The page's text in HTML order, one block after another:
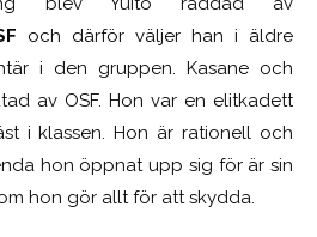
och därför väljer han i äldre
i den gruppen. Kasane och
av OSF. Hon var en elitkadett
i klassen. Hon är rationell och
hon öppnat upp sig för är sin
hon gör allt för att skydda.